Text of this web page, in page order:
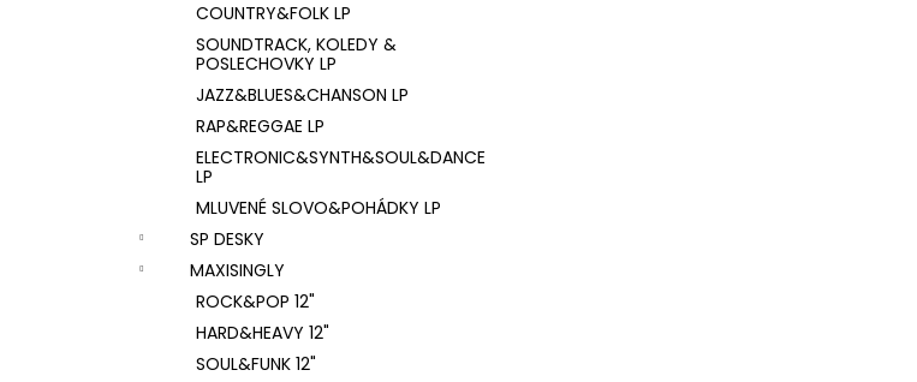
COUNTRY&FOLK LP
SOUNDTRACK, KOLEDY &
POSLECHOVKY LP
JAZZ&BLUES&CHANSON LP
RAP&REGGAE LP
ELECTRONIC&SYNTH&SOUL&DANCE
LP
MLUVENÉ SLOVO&POHÁDKY LP
SP DESKY
MAXISINGLY
ROCK&POP 12"
HARD&HEAVY 12"
SOUL&FUNK 12"